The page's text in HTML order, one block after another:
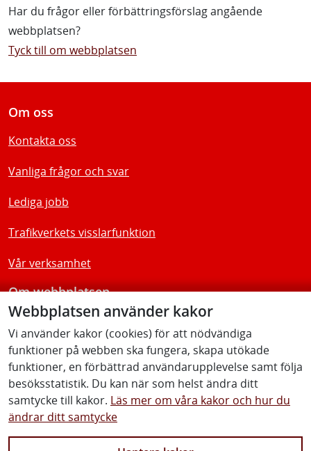
Webbplatsen använder kakor
Vi använder kakor (cookies) för att nödvändiga
funktioner på webben ska fungera, skapa utökade
funktioner, en förbättrad användarupplevelse samt följa
besöksstatistik. Du kan när som helst ändra ditt
samtycke till kakor. Läs mer om våra kakor och hur du
ändrar ditt samtycke
Har du frågor eller förbättringsförslag angående
webbplatsen?
Tyck till om webbplatsen
Om oss
Kontakta oss
Vanliga frågor och svar
Lediga jobb
Trafikverkets visslarfunktion
Vår verksamhet
Om webbplatsen
Tillgänglighetsredogörelse
Följ oss
Facebook Youtube